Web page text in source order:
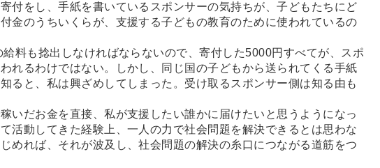
付をし、手紙を書いているスポンサーの気持ちが、子どもたちにど
金のうちいくらが、支援する子どもの教育のために使われているの
料も捻出しなければならないので、寄付した5000円すべてが、スポ
れるわけではない。しかし、同じ国の子どもから送られてくる手紙
ると、私は興ざめしてしまった。受け取るスポンサー側は知る由も
いだお金を直接、私が支援したい誰かに届けたいと思うようになっ
活動してきた経験上、一人の力で社会問題を解決できるとは思わな
めれば、それが波及し、社会問題の解決の糸口につながる道筋をつ